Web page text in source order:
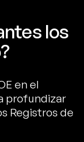
los
en el
profundizar
Registros de